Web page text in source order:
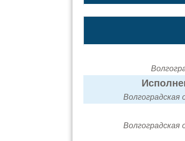
Волгоградская
Волгоградская